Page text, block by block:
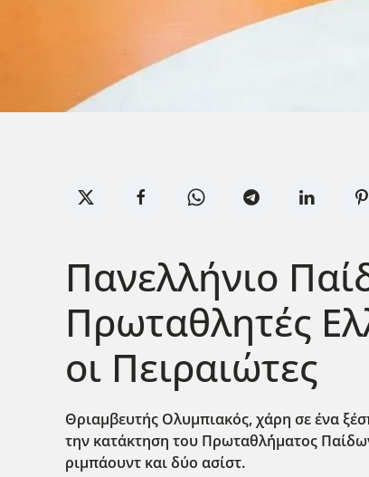
Πανελλήνιο
Πρωταθλητές
οι Πειραιώτες
Θριαμβευτής Ολυμπιακός, χάρη σε ένα
την κατάκτηση του Πρωταθλ΄ήματος
ριμπάουντ και δύο ασίστ.